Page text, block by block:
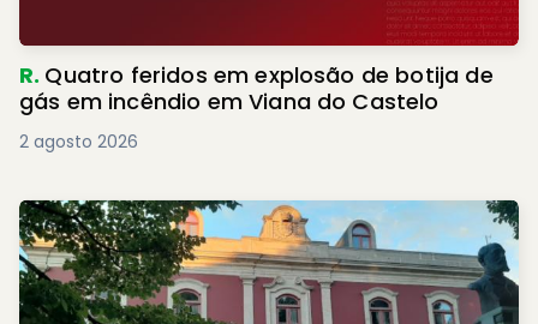
R. Quatro feridos em explosão de botija de
gás em incêndio em Viana do Castelo
2 agosto 2026